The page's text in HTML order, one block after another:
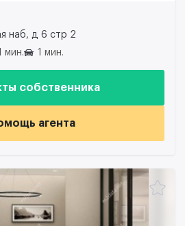
наб, д 6 стр 2
мин. 1 мин.
собственника
агента